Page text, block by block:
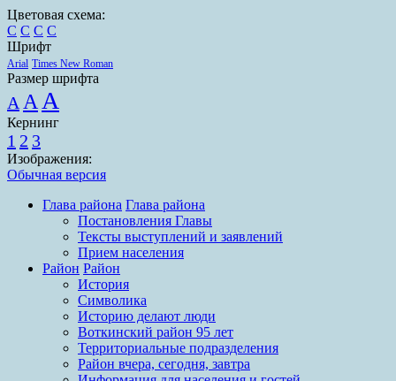
Цветовая схема:
C C C C
Шрифт
Arial Times New Roman
Размер шрифта
A A A
Кернинг
1 2 3
Изображения:
Обычная версия
Глава района Глава района
Постановления Главы
Тексты выступлений и заявлений
Прием населения
Район Район
История
Символика
Историю делают люди
Воткинский район 95 лет
Территориальные подразделения
Район вчера, сегодня, завтра